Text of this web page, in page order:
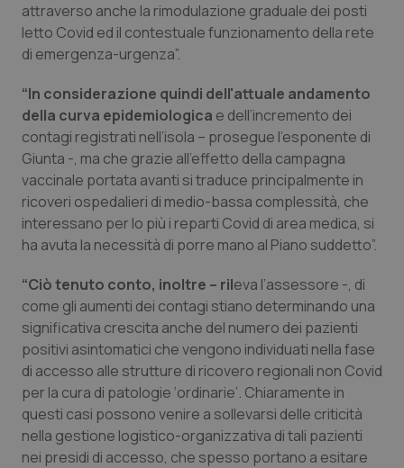
Marche
Piemonte
Provincia Autonoma di Bolzano
Provincia Autonoma di Trento
Sardegna
Sicilia
Toscana
Umbria
Donna & Salute
HIV
Infezioni & Febbre
Ipertensione & Scompenso
Malattia di Crohn & Rettocolite Ulcerosa
Neuroscienze & patologie neurodegenerative
Obesità
Oftalmologia
attraverso anche la rimodulazione graduale dei posti
letto Covid ed il contestuale funzionamento della rete
di emergenza-urgenza”.
“In considerazione quindi dell'attuale andamento
della curva epidemiologica e dell’incremento dei
contagi registrati nell’isola – prosegue l’esponente di
Giunta -, ma che grazie all'effetto della campagna
vaccinale portata avanti si traduce principalmente in
ricoveri ospedalieri di medio-bassa complessità, che
interessano per lo più i reparti Covid di area medica, si
ha avuta la necessità di porre mano al Piano suddetto”.
“Ciò tenuto conto, inoltre – rileva l’assessore -, di
come gli aumenti dei contagi stiano determinando una
significativa crescita anche del numero dei pazienti
positivi asintomatici che vengono individuati nella fase
di accesso alle strutture di ricovero regionali non Covid
per la cura di patologie ‘ordinarie’. Chiaramente in
questi casi possono venire a sollevarsi delle criticità
nella gestione logistico-organizzativa di tali pazienti
nei presidi di accesso, che spesso portano a esitare